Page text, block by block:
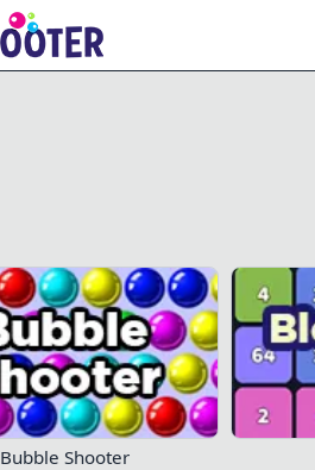
Hexa Merge 2048
Bubble Shooter